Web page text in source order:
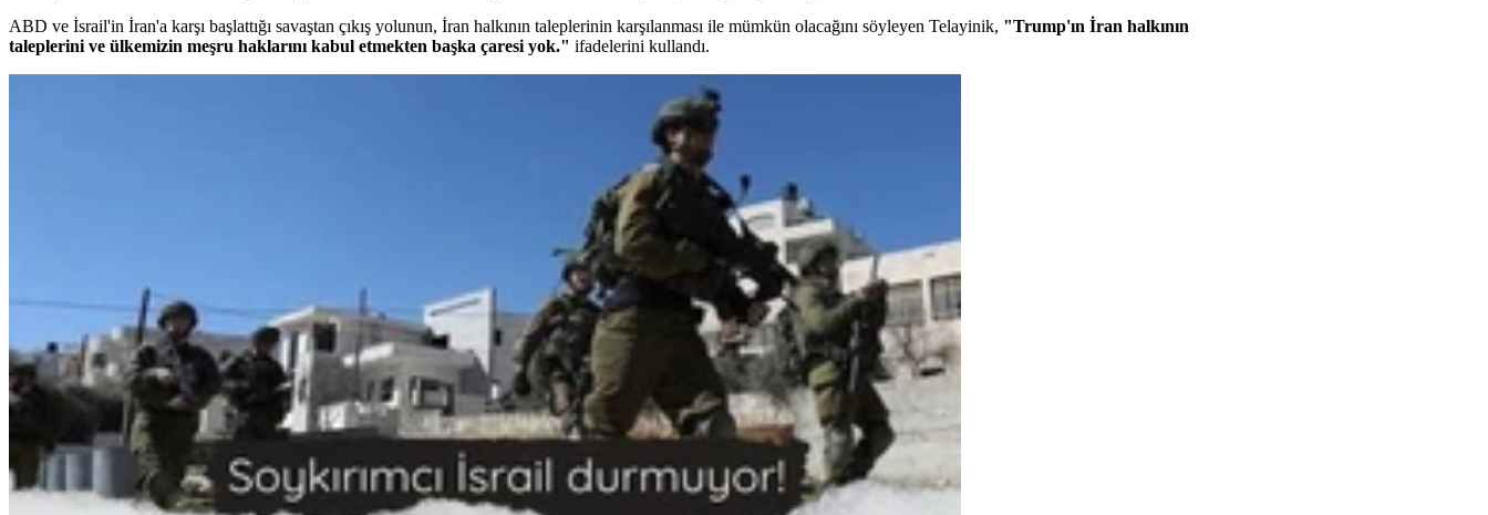
ABD ve İsrail'in İran'a karşı başlattığı savaştan çıkış yolunun, İran halkının taleplerinin karşılanması ile mümkün olacağını söyleyen Telayinik, "Trump'ın İran halkının
taleplerini ve ülkemizin meşru haklarını kabul etmekten başka çaresi yok." ifadelerini kullandı.